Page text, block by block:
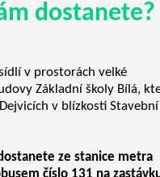
dostanete?
v prostorách velké
Základní školy Bílá,
v blízkosti Stavební
ze stanice metra